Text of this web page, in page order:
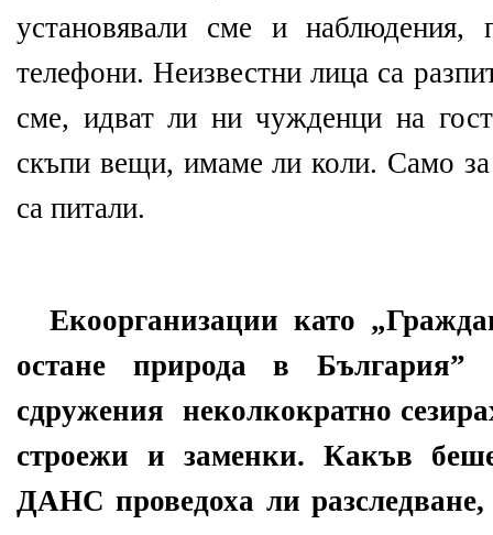
установявали сме и наблюдения,
телефони. Неизвестни лица са
сме, идват ли ни чужденци на
скъпи вещи, имаме ли коли. Само
са питали.
Екоорганизации като „
остане природа в България”
сдружения неколкократно
строежи и заменки. Какъв
ДАНС проведоха ли